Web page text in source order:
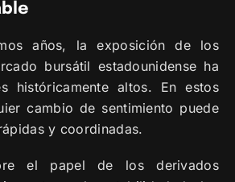
años, la exposición de los
bursátil estadounidense ha
históricamente altos. En estos
cambio de sentimiento puede
y coordinadas.
el papel de los derivados